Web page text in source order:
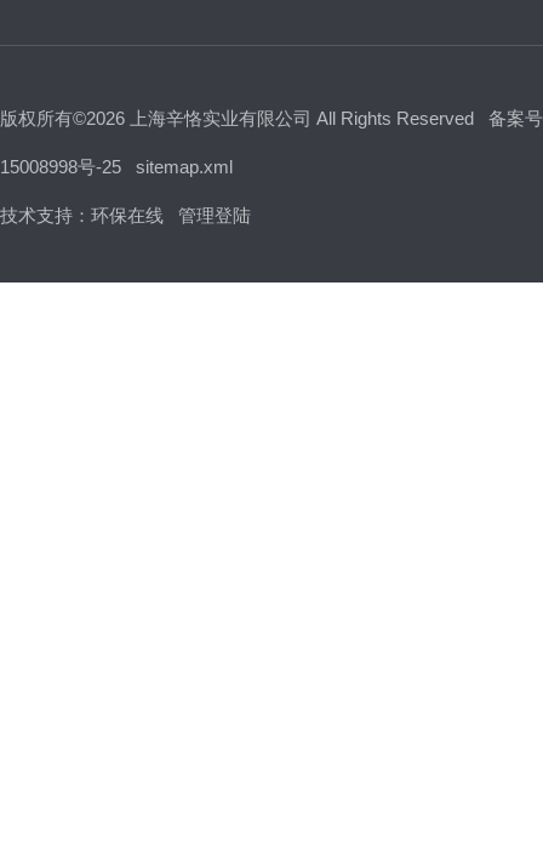
版权所有©2026 上海辛恪实业有限公司 All Rights Reserved 备案
15008998号-25 sitemap.xml
技术支持： 环保在线 管理登陆